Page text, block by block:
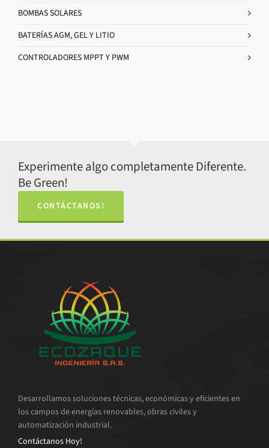
BOMBAS SOLARES
BATERÍAS AGM, GEL Y LITIO
CONTROLADORES MPPT Y PWM
Experimente algo completamente Diferente.
Be Green!
CONTÁCTANOS!
Desarrollamos soluciones técnicas, económicas y eficientes en
los campos de energías renovables, obras civiles y
automatización industrial.
Contáctanos Hoy!